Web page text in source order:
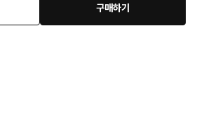
구매하기